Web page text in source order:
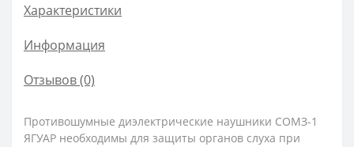
Характеристики
Информация
Отзывов (0)
Противошумные диэлектрические наушники СОМЗ-1
ЯГУАР необходимы для защиты органов слуха при